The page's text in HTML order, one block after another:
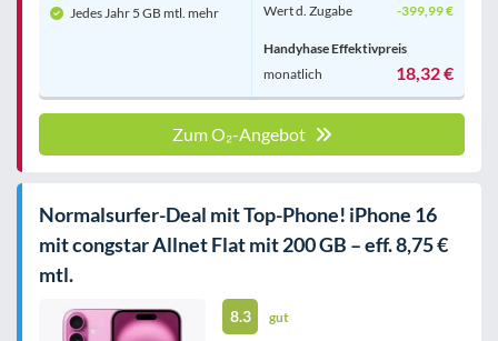
Jedes Jahr 5 GB mtl. mehr
Wert d. Zugabe
-399,99 €
Handyhase Effektivpreis
monatlich
18,32 €
Zum O₂-Angebot
Normalsurfer-Deal mit Top-Phone! iPhone 16
mit congstar Allnet Flat mit 200 GB – eff. 8,75 €
mtl.
8.3 gut